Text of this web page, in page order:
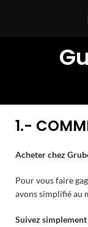
1.-
Acheter chez
Pour vous faire
avons simplifié au
Suivez simplement